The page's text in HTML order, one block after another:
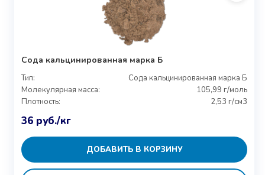
Сода кальцинированная марка Б
Тип:
Сода кальцинированная марка Б
Молекулярная масса:
105,99 г/моль
Плотность:
2,53 г/см3
36 руб./кг
ДОБАВИТЬ В КОРЗИНУ